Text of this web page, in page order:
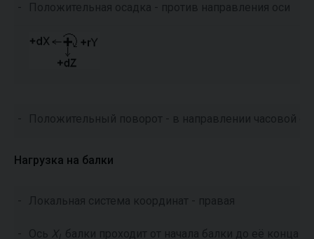
- Положительная осадка - против направления оси
- Положительный поворот - в направлении часовой
Нагрузка на балки
- Локальная система координат - правая
- Ось X L балки проходит от начала балки до её конца